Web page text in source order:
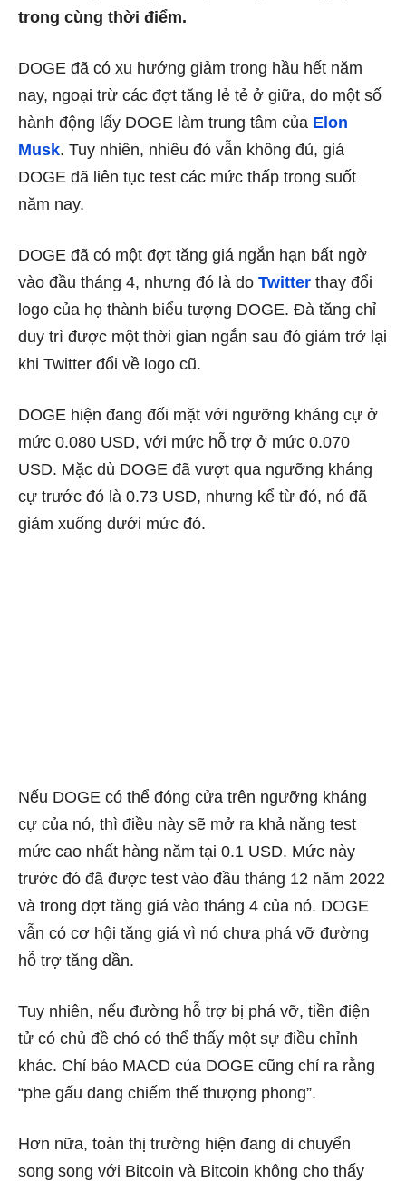
trong cùng thời điểm.
DOGE đã có xu hướng giảm trong hầu hết năm
nay, ngoại trừ các đợt tăng lẻ ​​tẻ ở giữa, do một số
hành động lấy DOGE làm trung tâm của Elon
Musk. Tuy nhiên, nhiêu đó vẫn không đủ, giá
DOGE đã liên tục test các mức thấp trong suốt
năm nay.
DOGE đã có một đợt tăng giá ngắn hạn bất ngờ
vào đầu tháng 4, nhưng đó là do Twitter thay đổi
logo của họ thành biểu tượng DOGE. Đà tăng chỉ
duy trì được một thời gian ngắn sau đó giảm trở lại
khi Twitter đổi về logo cũ.
DOGE hiện đang đối mặt với ngưỡng kháng cự ở
mức 0.080 USD, với mức hỗ trợ ở mức 0.070
USD. Mặc dù DOGE đã vượt qua ngưỡng kháng
cự trước đó là 0.73 USD, nhưng kể từ đó, nó đã
giảm xuống dưới mức đó.
Nếu DOGE có thể đóng cửa trên ngưỡng kháng
cự của nó, thì điều này sẽ mở ra khả năng test
mức cao nhất hàng năm tại 0.1 USD. Mức này
trước đó đã được test vào đầu tháng 12 năm 2022
và trong đợt tăng giá vào tháng 4 của nó. DOGE
vẫn có cơ hội tăng giá vì nó chưa phá vỡ đường
hỗ trợ tăng dần.
Tuy nhiên, nếu đường hỗ trợ bị phá vỡ, tiền điện
tử có chủ đề chó có thể thấy một sự điều chỉnh
khác. Chỉ báo MACD của DOGE cũng chỉ ra rằng
“phe gấu đang chiếm thế thượng phong”.
Hơn nữa, toàn thị trường hiện đang di chuyển
song song với Bitcoin và Bitcoin không cho thấy